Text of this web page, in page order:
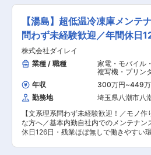
ト等 【自由度の高い環境】 働き方の自
く、早く出勤したらその分早く退勤でき
土曜日出勤についてもご自身の現場状況
必要なければお休みできる環境です。 ■当社につ
いて： 電気コンセントやスイッチ、工場
どに必ず設置されるキュービクル変電設
工事で使われる工具・計測器、そして家
品まで、あらゆるニーズに対応した様々
取り扱っております。 電線及び電線配管
照明器具／配線器具／電設機器／制御機
通信機器／防災システム／空調設備／環
ム・住宅設備／電設工具・計器／その他 変更の範
囲：会社の定める業務
ます。 入社後は先輩社員がマンツーマン
し、施工計画の立案から現場管理、品質
全管理まで、実務を通じてしっかりサポ
します。 ■具体的には ・施工計画の立案と調整
・工事現場の管理と監督 ・品質管理と安
実施 ・進捗管理と工程管理 ・資材や機器の調達
と管理 ・工事関係者とのコミュニケー
・問題解決やトラブル対応 ※直行直帰も
ります。 ＜施工実績＞ 新築マンション・
担当エリア： 都内や会社から1時間圏内の
中心です。コンテナホテルの電気設備施
ては短期出張の可能性もあります。 ■入社後の流
れ： 入社後は先輩社員に同行しながら、
の立案や現場管理、品質管理、安全管理
事管理の基本を学びます。 この期間中は
業務を体験しながら習得していただきま
【湯島】超低温冷凍庫メン
問わず未経験歓迎／年間休日
株式会社ダイレイ
業種 / 職種
家電・モバイル
複写機・プリン
器・精密機器・
携帯端末・複合
器
年収 300万円~449
勤務地
埼玉県八潮市八
【文系理系問わず未経験歓迎！／モノ作
な方へ／基本内勤自社内でのメンテナン
休日126日・残業ほぼ無しで働きやすい